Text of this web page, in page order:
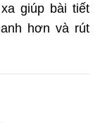
giúp bài tiết
hơn và rút